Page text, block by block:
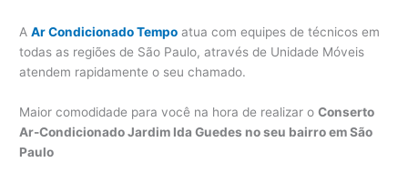
AAr Condicionado Tempo atua com equipes de técnicos em
todas as regiões de São Paulo, através de Unidade Móveis
atendem rapidamente o seu chamado.
Maior comodidade para você na hora de realizar oConserto
Ar-Condicionado Jardim Ida Guedes no seu bairro em São
Paulo